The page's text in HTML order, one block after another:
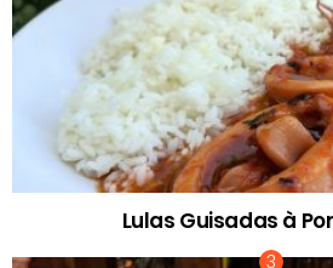
Lulas Guisadas à